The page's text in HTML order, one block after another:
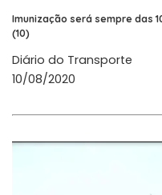
Imunização será sempre das
(10)
Diário do Transporte
10/08/2020